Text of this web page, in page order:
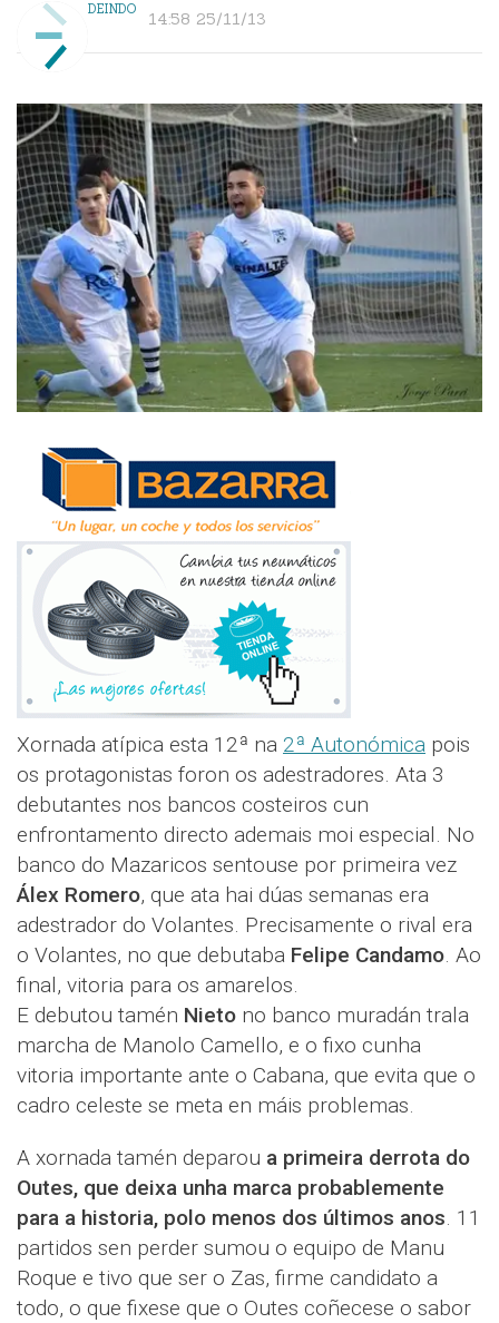
DEINDO 14:58 25/11/13
Xornada atípica esta 12ª na 2ª Autonómica pois
os protagonistas foron os adestradores. Ata 3
debutantes nos bancos costeiros cun
enfrontamento directo ademais moi especial. No
banco do Mazaricos sentouse por primeira vez
Álex Romero, que ata hai dúas semanas era
adestrador do Volantes. Precisamente o rival era
o Volantes, no que debutaba Felipe Candamo. Ao
final, vitoria para os amarelos.
E debutou tamén Nieto no banco muradán trala
marcha de Manolo Camello, e o fixo cunha
vitoria importante ante o Cabana, que evita que o
cadro celeste se meta en máis problemas.
A xornada tamén deparou a primeira derrota do
Outes, que deixa unha marca probablemente
para a historia, polo menos dos últimos anos. 11
partidos sen perder sumou o equipo de Manu
Roque e tivo que ser o Zas, firme candidato a
todo, o que fixese que o Outes coñecese o sabor